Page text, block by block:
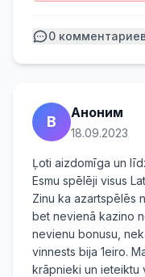
0
B
Аноним
18.09.2023
Ļoti aizdomīga un
Esmu spēlēji visus
Zinu ka azartspēlēs
bet nevienā kazino
nevienu bonusu,
vinnests bija 1eiro.
krāpnieki un ieteiktu